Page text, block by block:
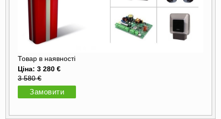
Товар в наявності
Ціна: 3 280 €
3 580 €
Замовити